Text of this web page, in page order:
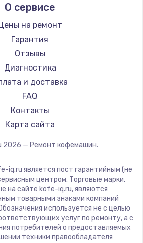
кофемашин Kyvol
кофемашин RED solution
Bravilor Bonamat
кофемашин Vard
кофемашин Tuvio
кофемашин Carrera
кофемашин Supra
Ascaso
Jura
Olympia
Saeco
La Cimbali
WMF
Yamaguchi
Nivona
Astoria
MOZZAFIATO
Vivitek
Thomson
Hisense
DELTA
О сервисе
на ремонт
Гарантия
Отзывы
Диагностика
и доставка
FAQ
Контакты
Карта сайта
2026 — Ремонт кофемашин.
iq.ru является пост гарантийным (не
центром. Торговые марки,
на сайте kofe-iq.ru, являются
товарными знаками компаний
используется не с целью
услуг по ремонту, а с
потребителей о предоставляемых
техники правообладателя